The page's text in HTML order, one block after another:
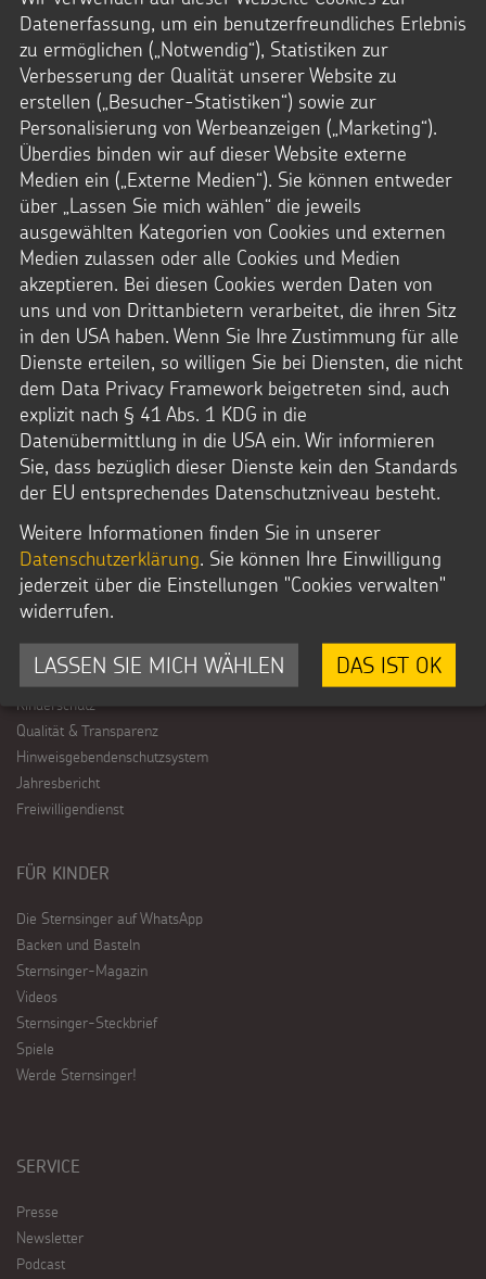
IBAN: DE95 3706 0193 0000 0010 31
BIC: GENODED1PAX
Pax-Bank für Kirche und Caritas eG
Das Kindermissionswerk Die Sternsinger e.V.
ist laut letztem Bescheid des Finanzamts
Aachen-Stadt nach §5 Abs. 1 Nr. 9 KStg.
unter der Steuernummer 201/5902/3626
von der Körperschaftssteuer befreit.
Zum Freistellungsbescheid
STERNSINGEN
Vorlagen, Lieder, Praktische Hilfen
Sternsinger-Material
Tipps und Anregungen
Hintergründe und Empfehlungen
Fotoausstellung
ÜBER UNS
Wer wir sind
Vision und Strategie
Kinderschutz
Qualität & Transparenz
Hinweisgebendenschutzsystem
Jahresbericht
Freiwilligendienst
FÜR KINDER
Die Sternsinger auf WhatsApp
Backen und Basteln
Sternsinger-Magazin
Videos
Sternsinger-Steckbrief
Spiele
Werde Sternsinger!
SERVICE
Presse
Newsletter
Podcast
Datenerfassung, um ein benutzerfreundliches Erlebnis
zu ermöglichen („Notwendig“), Statistiken zur
Verbesserung der Qualität unserer Website zu
erstellen („Besucher-Statistiken“) sowie zur
Personalisierung von Werbeanzeigen („Marketing“).
Überdies binden wir auf dieser Website externe
Medien ein („Externe Medien“). Sie können entweder
über „Lassen Sie mich wählen“ die jeweils
ausgewählten Kategorien von Cookies und externen
Medien zulassen oder alle Cookies und Medien
akzeptieren. Bei diesen Cookies werden Daten von
uns und von Drittanbietern verarbeitet, die ihren Sitz
in den USA haben. Wenn Sie Ihre Zustimmung für alle
Dienste erteilen, so willigen Sie bei Diensten, die nicht
dem Data Privacy Framework beigetreten sind, auch
explizit nach § 41 Abs. 1 KDG in die
Datenübermittlung in die USA ein. Wir informieren
Sie, dass bezüglich dieser Dienste kein den Standards
der EU entsprechendes Datenschutzniveau besteht.
Weitere Informationen finden Sie in unserer
Datenschutzerklärung. Sie können Ihre Einwilligung
jederzeit über die Einstellungen "Cookies verwalten"
widerrufen.
LASSEN SIE MICH WÄHLEN DAS IST OK